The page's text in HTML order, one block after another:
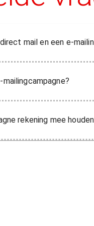
mail en een e-
rekening mee